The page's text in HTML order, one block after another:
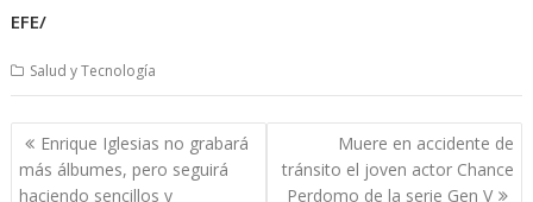
EFE/
Salud y Tecnología
Navegación
de
Enrique Iglesias no grabará
más álbumes, pero seguirá
haciendo sencillos y
Muere en accidente de
tránsito el joven actor Chance
Perdomo de la serie Gen V